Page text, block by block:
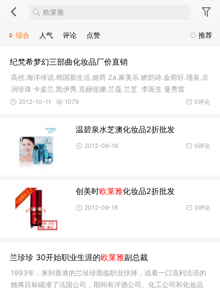
推荐
综合 人气 评论 点赞
纪梵希梦幻三部曲化妆品厂价直销
高丝.海洋传说.韩国新生活.姬芮 Za.家美乐.娇韵诗.金雨轩.瑾泉.京
润珍珠 卡姿兰.凯伊秀.克丽缇娜.兰蔻 兰芝 .李医生 曼秀雷
0评论
2012-10-11 1079
温碧泉水芝澳化妆品2折批发
0评论
2012-09-16
创美时欧莱雅化妆品2折批发
0评论
2012-09-16
兰珍珍 30开始职业生涯的欧莱雅副总裁
1993年，来到香港的兰珍珍面临职业抉择，说着一口流利法语的
她将目标瞄准了法国公司，期间有洋酒公司、化工公司和化妆品